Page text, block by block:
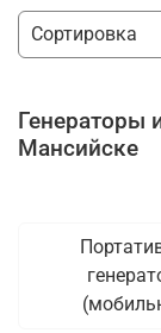
Генераторы
Мансийске